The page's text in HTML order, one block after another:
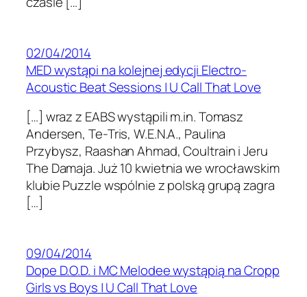
02/04/2014
MED wystąpi na kolejnej edycji Electro-
Acoustic Beat Sessions | U Call That Love
[…] wraz z EABS wystąpili m.in. Tomasz
Andersen, Te-Tris, W.E.N.A., Paulina
Przybysz, Raashan Ahmad, Coultrain i Jeru
The Damaja. Już 10 kwietnia we wrocławskim
klubie Puzzle wspólnie z polską grupą zagra
[…]
09/04/2014
Dope D.O.D. i MC Melodee wystąpią na Cropp
Girls vs Boys | U Call That Love